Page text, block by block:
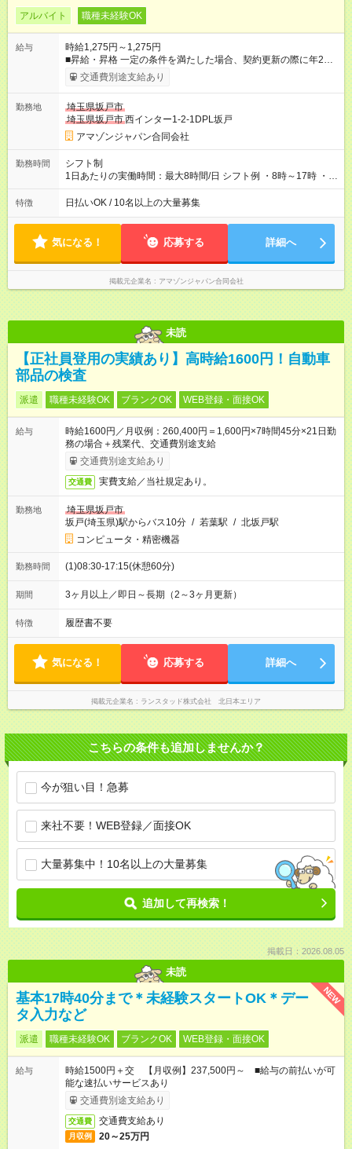
アルバイト 職種未経験OK
給与
時給1,275円～1,275円
■昇給・昇格 一定の条件を満たした場合、契約更新の際に年2回
まで昇給の機会があります。 ■正社員登用制度あり ※月末締/翌
月25日支払い ※時間外手当、別途支給 ※深夜割増賃金 (22:00～
☆Amazon直雇用で安定して働けます！ 【試用期間】試用期間あ
り 試用期間の長さ：1週間 雇用形態、給与は本採用時と同じで
す。
交通費別途支給あり
勤務地
埼玉県坂戸市
埼玉県坂戸市西インター1-2-1DPL坂戸
アマゾンジャパン合同会社
勤務時間
シフト制
1日あたりの実働時間：最大8時間/日 シフト例 ・8時～17時 ・
12時～21時
特徴 日払いOK / 10名以上の大量募集
気になる！ 応募する 詳細へ
掲載元企業名 アマゾンジャパン合同会社
未読
【正社員登用の実績あり】高時給1600円！自動車
部品の検査
派遣 職種未経験OK ブランクOK WEB登録・面接OK
給与
時給1600円／月収例：260,400円＝1,600円×7時間45分×21日勤
務の場合＋残業代、交通費別途支給
交通費別途支給あり
交通費 実費支給／当社規定あり。
勤務地
埼玉県坂戸市
坂戸(埼玉県)駅からバス10分 / 若葉駅 / 北坂戸駅
コンピュータ・精密機器
勤務時間 (1)08:30-17:15(休憩60分)
期間 3ヶ月以上／即日～長期（2～3ヶ月更新）
特徴 履歴書不要
気になる！ 応募する 詳細へ
掲載元企業名 ランスタッド株式会社 北日本エリア
こちらの条件も追加しませんか？
今が狙い目！急募
来社不要！WEB登録／面接OK
大量募集中！10名以上の大量募集
追加して再検索！
掲載日：2026.08.05
未読
NEW
基本17時40分まで＊未経験スタートOK＊デー
タ入力など
派遣 職種未経験OK ブランクOK WEB登録・面接OK
給与
時給1500円＋交 【月収例】237,500円～ ■給与の前払いが可
能な速払いサービスあり
交通費別途支給あり
交通費 交通費支給あり
月収例 20～25万円